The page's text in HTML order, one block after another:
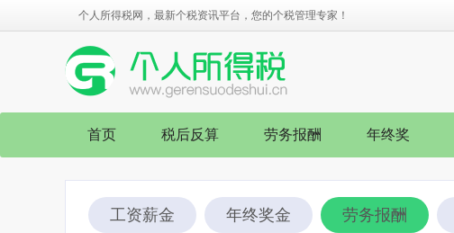
个人所得税网，最新个税资讯平台，您的个税管理专家！
首页 税后反算 劳务报酬 年终奖
工资薪金 年终奖金 劳务报酬